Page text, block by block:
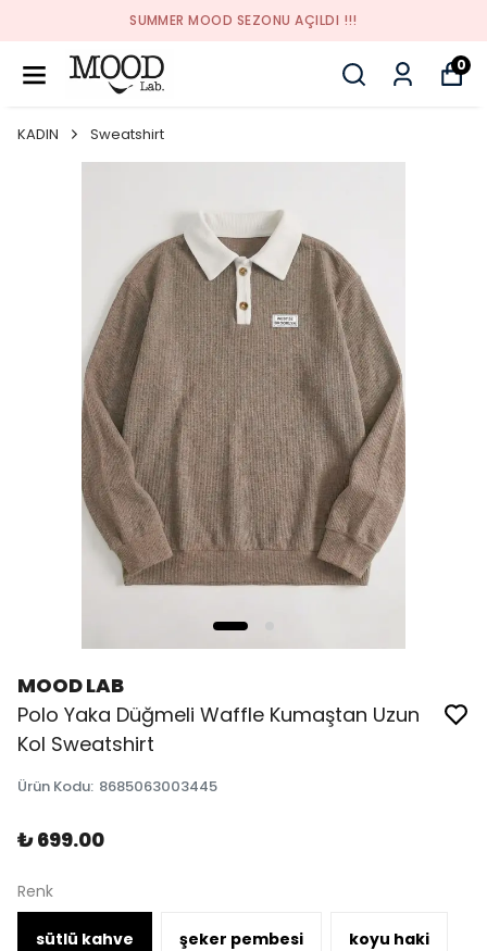
SUMMER MOOD SEZONU AÇILDI !!!
0
KADIN Sweatshirt
MOOD LAB
Polo Yaka Düğmeli Waffle Kumaştan Uzun
Kol Sweatshirt
Ürün Kodu: 8685063003445
₺ 699.00
Renk
sütlü kahve şeker pembesi koyu haki